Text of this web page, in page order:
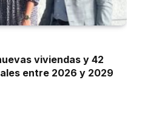
viviendas y 42
entre 2026 y 2029